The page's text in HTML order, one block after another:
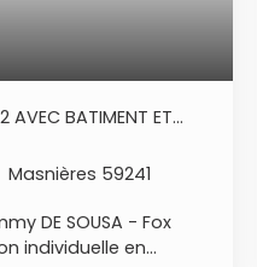
AVEC BATIMENT ET
Masnières 59241
DE SOUSA - Fox
individuelle en